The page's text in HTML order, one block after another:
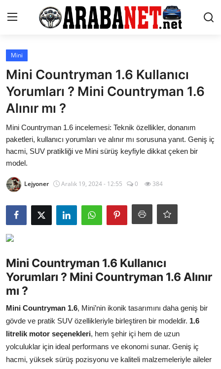
Giriş yapmak
Anasayfa
İletişim
Araba Markaları
Paketler
Kronik Sorunlar
Bakım & Arıza Çözümleri
İkinci El & Ekspertiz
Muayene & Emisyon
Trafik Cezaları & Mevzuat
Sigorta & Kasko
Yakıt, LPG & Elektrikli
Mini
Mini Countryman 1.6 Kullanıcı
Yorumları ? Mini Countryman 1.6
Alınır mı ?
Mini Countryman 1.6 incelemesi: Teknik özellikler, donanım
paketleri, kullanıcı yorumları ve alınır mı sorusuna yanıt. Geniş iç
hacmi, SUV pratikliği ve Mini sürüş keyfiyle dikkat çeken bir
model.
Lejyoner Aralık 19, 2024 - 12:55 0 384
Mini Countryman 1.6 Kullanıcı
Yorumları ? Mini Countryman 1.6 Alınır
mı ?
Mini Countryman 1.6, Mini’nin ikonik tasarımını daha geniş bir
gövde ve pratik SUV özellikleriyle birleştiren bir modeldir. 1.6
litrelik motor seçenekleri, hem şehir içi hem de uzun
yolculuklar için ideal performans ve ekonomi sunar. Geniş iç
hacmi, yüksek sürüş pozisyonu ve kaliteli malzemeleriyle aileler